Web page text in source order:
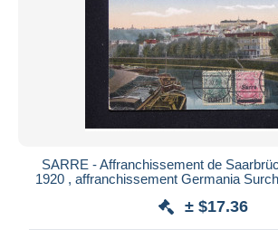
SARRE - Affranchissement de
1920 , affranchissement Germania
± $17.36